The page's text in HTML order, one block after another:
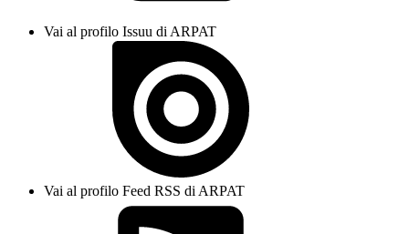
Vai al profilo Issuu di ARPAT
Vai al profilo Feed RSS di ARPAT